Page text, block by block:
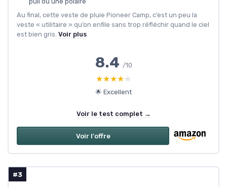
Au final, cette veste de pluie Pioneer Camp, c’est un peu la
veste « utilitaire » qu’on enfile sans trop réfléchir quand le ciel
est bien gris. Voir plus
8.4 /10
★★★★★
★★★★★
🌟 Excellent
Voir le test complet →
Voir l'offre
#3